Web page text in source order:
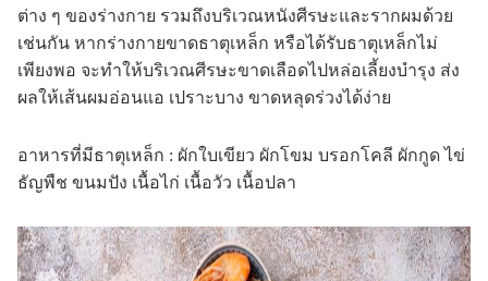
ต่าง ๆ ของร่างกาย รวมถึงบริเวณหนังศีรษะและรากผมด้วย
เช่นกัน หากร่างกายขาดธาตุเหล็ก หรือได้รับธาตุเหล็กไม่
เพียงพอ จะทำให้บริเวณศีรษะขาดเลือดไปหล่อเลี้ยงบำรุง ส่ง
ผลให้เส้นผมอ่อนแอ เปราะบาง ขาดหลุดร่วงได้ง่าย
อาหารที่มีธาตุเหล็ก : ผักใบเขียว ผักโขม บรอกโคลี ผักกูด ไข่
ธัญพืช ขนมปัง เนื้อไก่ เนื้อวัว เนื้อปลา